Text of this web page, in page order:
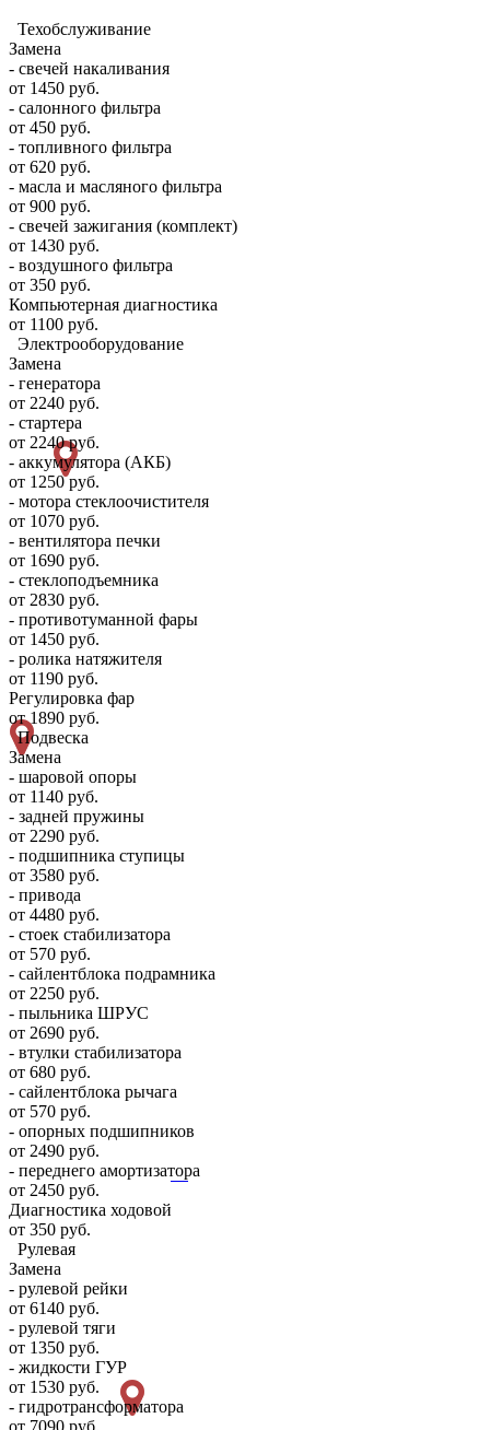
Техобслуживание
Замена
- свечей накаливания
от 1450 руб.
- салонного фильтра
от 450 руб.
- топливного фильтра
от 620 руб.
- масла и масляного фильтра
от 900 руб.
- свечей зажигания (комплект)
от 1430 руб.
- воздушного фильтра
от 350 руб.
Компьютерная диагностика
от 1100 руб.
Электрооборудование
Замена
- генератора
от 2240 руб.
- стартера
от 2240 руб.
- аккумулятора (АКБ)
от 1250 руб.
- мотора стеклоочистителя
от 1070 руб.
- вентилятора печки
от 1690 руб.
- стеклоподъемника
от 2830 руб.
- противотуманной фары
от 1450 руб.
- ролика натяжителя
от 1190 руб.
Регулировка фар
от 1890 руб.
Подвеска
Замена
- шаровой опоры
от 1140 руб.
- задней пружины
от 2290 руб.
- подшипника ступицы
от 3580 руб.
- привода
от 4480 руб.
- стоек стабилизатора
от 570 руб.
- сайлентблока подрамника
от 2250 руб.
- пыльника ШРУС
от 2690 руб.
- втулки стабилизатора
от 680 руб.
- сайлентблока рычага
от 570 руб.
- опорных подшипников
от 2490 руб.
- переднего амортизатора
от 2450 руб.
Диагностика ходовой
от 350 руб.
Рулевая
Замена
- рулевой рейки
от 6140 руб.
- рулевой тяги
от 1350 руб.
- жидкости ГУР
от 1530 руб.
- гидротрансформатора
от 7090 руб.